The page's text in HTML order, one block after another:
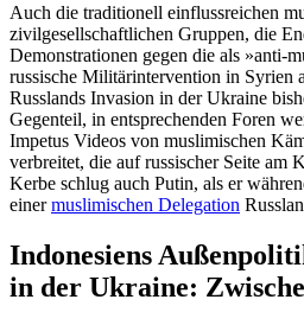
Auch die traditionell einflussreichen
zivilgesellschaftlichen Grup­pen, die
Demonstrationen gegen die als »anti-
russische Militärintervention in Syrien
Russlands Invasion in der Ukraine
Gegenteil, in entsprechenden Foren
Impetus Videos von muslimischen
verbreitet, die auf russischer Seite am
Kerbe schlug auch Putin, als er
einermuslimischen Dele­gation
Indonesiens
in der Ukraine: